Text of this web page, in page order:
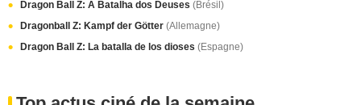
Dragon Ball Z: A Batalha dos Deuses (Brésil)
Dragonball Z: Kampf der Götter (Allemagne)
Dragon Ball Z: La batalla de los dioses (Espagne)